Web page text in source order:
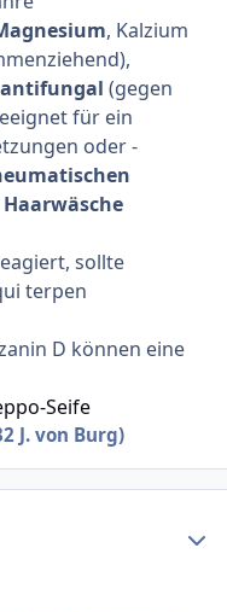
, Kalzium
antifungal (gegen
für ein
oder -
Haarwäsche
sollte
terpen
D können eine
Seife
2 J.von Burg)